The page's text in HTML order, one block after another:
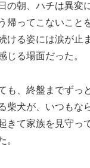
の朝、ハチは異変
帰ってこないこと
ける姿には涙が止
じる場面だった。
も、終盤までずっ
柴犬が、いつもな
きて家族を見守っ
。